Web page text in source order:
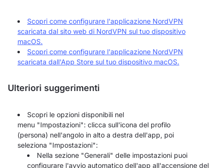
Scopri come configurare l'applicazione NordVPN
scaricata dal sito web di NordVPN sul tuo dispositivo
macOS.
Scopri come configurare l'applicazione NordVPN
scaricata dall'App Store sul tuo dispositivo macOS.
Ulteriori suggerimenti
Scopri le opzioni disponibili nel
menu "Impostazioni": clicca sull'icona del profilo
(persona) nell'angolo in alto a destra dell'app, poi
seleziona "Impostazioni":
Nella sezione "Generali" delle impostazioni puoi
configurare l'avvio automatico dell'app all'accensione del